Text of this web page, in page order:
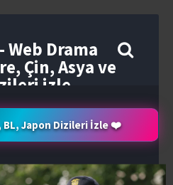
Web Drama
Çin, Asya ve
izle
BL, Japon Dizileri İzle ❤️